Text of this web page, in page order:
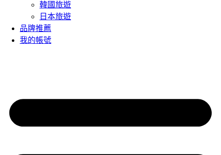
韓國旅遊
日本旅遊
品牌推薦
我的帳號